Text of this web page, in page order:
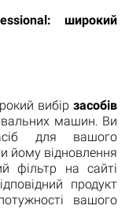
широкий
вибір засобів
машин. Ви
для вашого
йому відновлення
фільтр на сайті
продукт
вашого